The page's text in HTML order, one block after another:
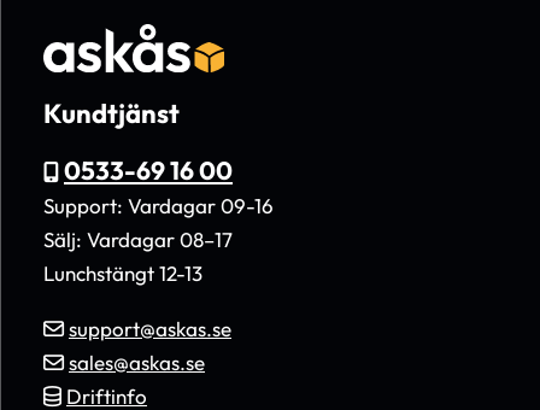
Kundtjänst
0533-69 16 00
Support: Vardagar 09-16
Sälj: Vardagar 08–17
Lunchstängt 12-13
support@askas.se
sales@askas.se
Driftinfo